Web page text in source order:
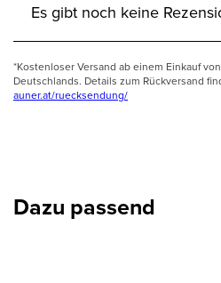
Es gibt noch keine
*Kostenloser Versand ab einem Einkauf
Deutschlands. Details zum Rückversand
auner.at/ruecksendung/
Dazu passend